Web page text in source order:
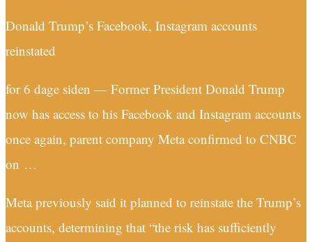
Donald Trump’s Facebook, Instagram accounts
reinstated
for 6 dage siden — Former President Donald Trump
now has access to his Facebook and Instagram accounts
once again, parent company Meta confirmed to CNBC
on …
Meta previously said it planned to reinstate the Trump’s
accounts, determining that “the risk has sufficiently